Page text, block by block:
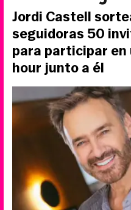
Jordi Castell
seguidoras 50
para participar en
hour junto a él